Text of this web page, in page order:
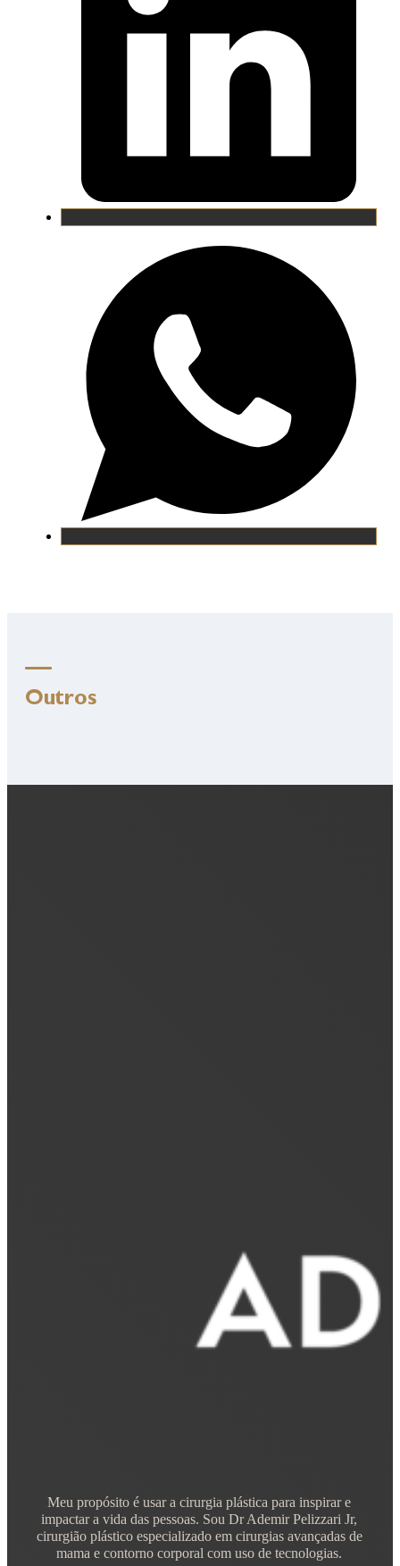
Outros
Meu propósito é usar a cirurgia plástica para inspirar e
impactar a vida das pessoas. Sou Dr Ademir Pelizzari Jr,
cirurgião plástico especializado em cirurgias avançadas de
mama e contorno corporal com uso de tecnologias.